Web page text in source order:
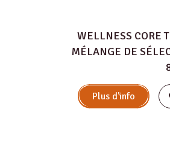
WELLNESS CORE
MÉLANGE DE
Plus d'info